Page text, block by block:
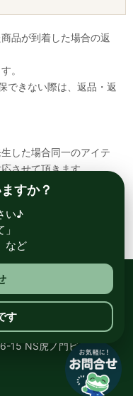
品が到着した場合の返
。
できない際は、返品・返
した場合同一のアイテ
させて頂きます。
く必要が御座いますので
ット ル・サイク
NS虎ノ門ビル8階
すか？
い♪
など
す